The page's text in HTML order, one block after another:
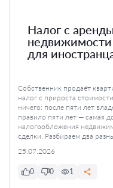
Налог с
недвижимости
для
Собственник продаёт
налог с прироста
ничего: после пяти лет
правило пяти лет — самая
налогообложения
сделки. Разбираем два
25.07.2026
0 0 1